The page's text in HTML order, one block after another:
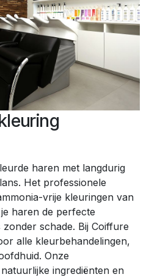
haren met langdurig
Het professionele
vrije kleuringen van
haren de perfecte
schade. Bij Coiffure
alle kleurbehandelingen,
Onze
ingrediënten en